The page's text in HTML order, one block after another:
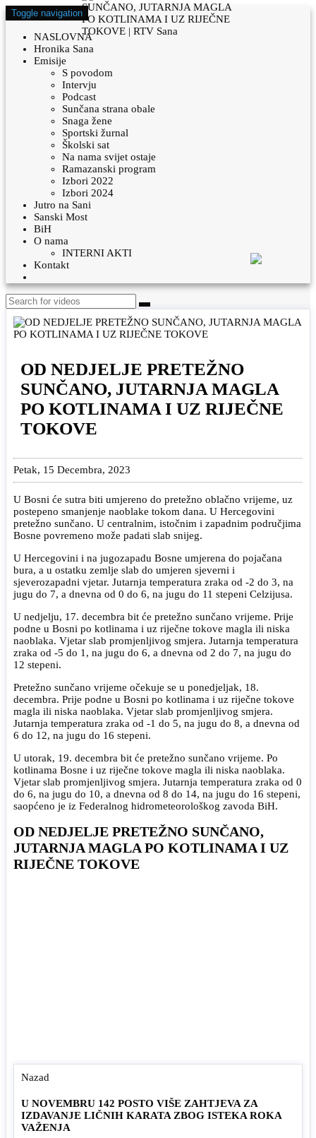
Toggle navigation
NASLOVNA
Hronika Sana
Emisije
S povodom
Intervju
Podcast
Sunčana strana obale
Snaga žene
Sportski žurnal
Školski sat
Na nama svijet ostaje
Ramazanski program
Izbori 2022
Izbori 2024
Jutro na Sani
Sanski Most
BiH
O nama
INTERNI AKTI
Kontakt
OD NEDJELJE PRETEŽNO
SUNČANO, JUTARNJA MAGLA
PO KOTLINAMA I UZ RIJEČNE
TOKOVE
Petak, 15 Decembra, 2023
U Bosni će sutra biti umjereno do pretežno oblačno vrijeme, uz
postepeno smanjenje naoblake tokom dana. U Hercegovini
pretežno sunčano. U centralnim, istočnim i zapadnim područjima
Bosne povremeno može padati slab snijeg.
U Hercegovini i na jugozapadu Bosne umjerena do pojačana
bura, a u ostatku zemlje slab do umjeren sjeverni i
sjeverozapadni vjetar. Jutarnja temperatura zraka od -2 do 3, na
jugu do 7, a dnevna od 0 do 6, na jugu do 11 stepeni Celzijusa.
U nedjelju, 17. decembra bit će pretežno sunčano vrijeme. Prije
podne u Bosni po kotlinama i uz riječne tokove magla ili niska
naoblaka. Vjetar slab promjenljivog smjera. Jutarnja temperatura
zraka od -5 do 1, na jugu do 6, a dnevna od 2 do 7, na jugu do
12 stepeni.
Pretežno sunčano vrijeme očekuje se u ponedjeljak, 18.
decembra. Prije podne u Bosni po kotlinama i uz riječne tokove
magla ili niska naoblaka. Vjetar slab promjenljivog smjera.
Jutarnja temperatura zraka od -1 do 5, na jugu do 8, a dnevna od
6 do 12, na jugu do 16 stepeni.
U utorak, 19. decembra bit će pretežno sunčano vrijeme. Po
kotlinama Bosne i uz riječne tokove magla ili niska naoblaka.
Vjetar slab promjenljivog smjera. Jutarnja temperatura zraka od 0
do 6, na jugu do 10, a dnevna od 8 do 14, na jugu do 16 stepeni,
saopćeno je iz Federalnog hidrometeorološkog zavoda BiH.
OD NEDJELJE PRETEŽNO SUNČANO,
JUTARNJA MAGLA PO KOTLINAMA I UZ
RIJEČNE TOKOVE
Nazad
U NOVEMBRU 142 POSTO VIŠE ZAHTJEVA ZA
IZDAVANJE LIČNIH KARATA ZBOG ISTEKA ROKA
VAŽENJA